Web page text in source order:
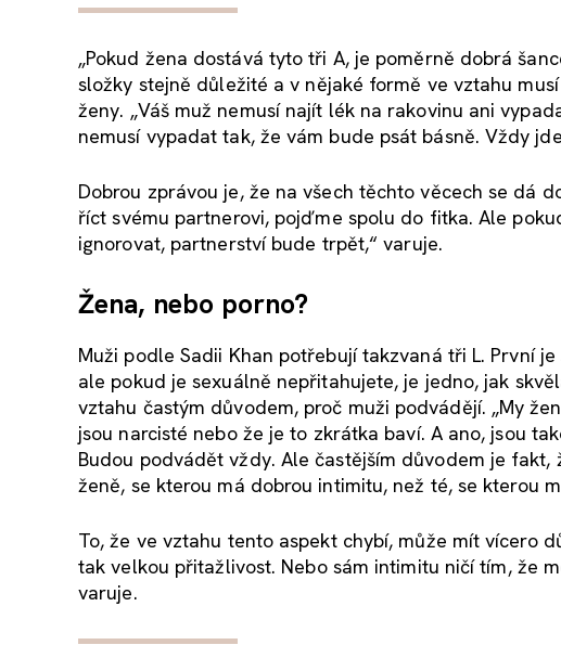
„Pokud žena dostává tyto tři A, je poměrně dobrá
složky stejně důležité a v nějaké formě ve vztahu
ženy. „Váš muž nemusí najít lék na rakovinu ani
nemusí vypadat tak, že vám bude psát básně. Vždy
Dobrou zprávou je, že na všech těchto věcech se dá
říct svému partnerovi, pojďme spolu do fitka. Ale
ignorovat, partnerství bude trpět,“ varuje.
Žena, nebo porno?
Muži podle Sadii Khan potřebují takzvaná tři L. První je
ale pokud je sexuálně nepřitahujete, je jedno, jak
vztahu častým důvodem, proč muži podvádějí. „My
jsou narcisté nebo že je to zkrátka baví. A ano, jsou
Budou podvádět vždy. Ale častějším důvodem je
ženě, se kterou má dobrou intimitu, než té, se kterou
To, že ve vztahu tento aspekt chybí, může mít vícero
tak velkou přitažlivost. Nebo sám intimitu ničí tím, že
varuje.